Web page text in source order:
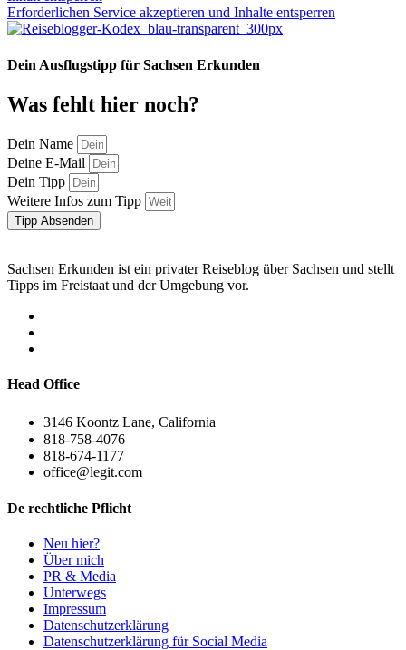
Erforderlichen Service akzeptieren und Inhalte entsperren
Dein Ausflugstipp für Sachsen Erkunden
Was fehlt hier noch?
Dein Name
Deine E-Mail
Dein Tipp
Weitere Infos zum Tipp
Tipp Absenden
Sachsen Erkunden ist ein privater Reiseblog über Sachsen und stellt
Tipps im Freistaat und der Umgebung vor.
Head Office
3146 Koontz Lane, California
818-758-4076
818-674-1177
office@legit.com
De rechtliche Pflicht
Neu hier?
Über mich
PR & Media
Unterwegs
Impressum
Datenschutzerklärung
Datenschutzerklärung für Social Media